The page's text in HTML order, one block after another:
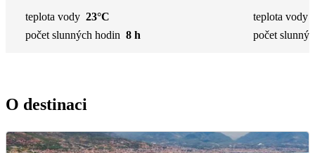
teplota vody 23°C
počet slunných hodin 8 h
teplota vody
počet
O destinaci